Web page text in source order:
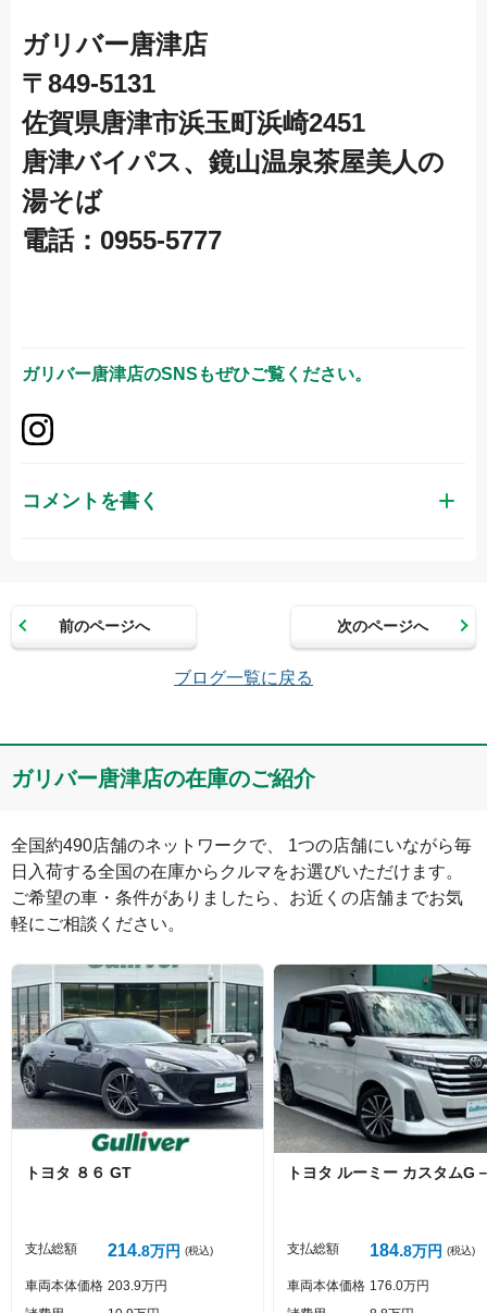
ガリバー唐津店
〒849-5131
佐賀県唐津市浜玉町浜崎2451
唐津バイパス、鏡山温泉茶屋美人の
湯そば
電話：0955-5777
ガリバー唐津店のSNSもぜひご覧ください。
コメントを書く
メールアドレス（半角英数）
コメント
絵文字は投稿時に削除します 0文字/140文字
Captcha
前のページへ 次のページへ
ブログ一覧に戻る
ガリバー唐津店の在庫のご紹介
全国約490店舗のネットワークで、 1つの店舗にいながら毎
日入荷する全国の在庫からクルマをお選びいただけます。
ご希望の車・条件がありましたら、お近くの店舗までお気
軽にご相談ください。
トヨタ ８６ GT
支払総額 214 8万円 (税込)
車両本体価格 203 9万円
トヨタ ルーミー カスタムG
支払総額 184 8万円 (税込)
車両本体価格 176 0万円